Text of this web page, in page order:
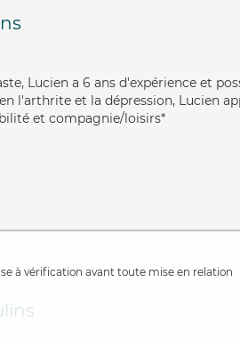
Lucien a 6 ans d'expérience et
l'arthrite et la dépression, Lucien
et compagnie/loisirs*
à vérification avant toute mise en relation